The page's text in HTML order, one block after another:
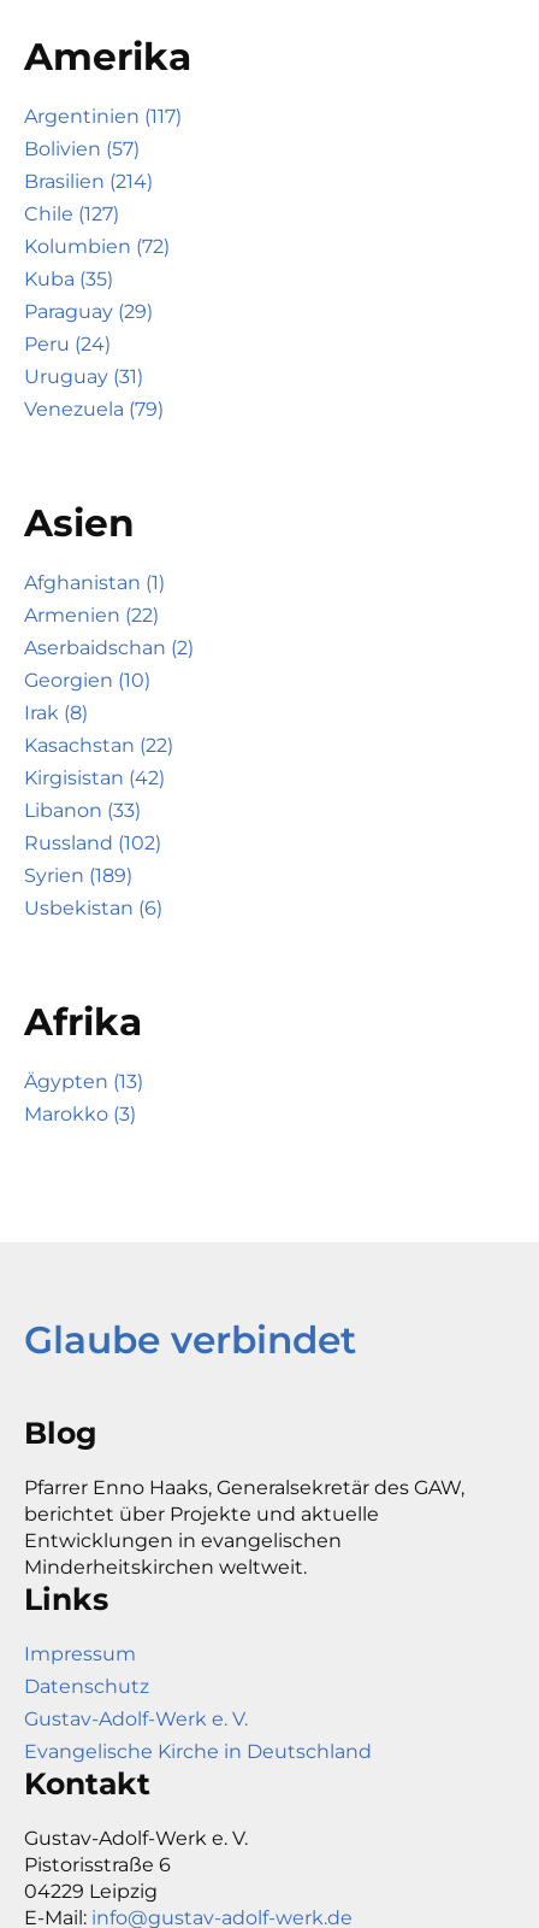
Amerika
Argentinien (117)
Bolivien (57)
Brasilien (214)
Chile (127)
Kolumbien (72)
Kuba (35)
Paraguay (29)
Peru (24)
Uruguay (31)
Venezuela (79)
Asien
Afghanistan (1)
Armenien (22)
Aserbaidschan (2)
Georgien (10)
Irak (8)
Kasachstan (22)
Kirgisistan (42)
Libanon (33)
Russland (102)
Syrien (189)
Usbekistan (6)
Afrika
Ägypten (13)
Marokko (3)
Glaube verbindet
Blog
Pfarrer Enno Haaks, Generalsekretär des GAW,
berichtet über Projekte und aktuelle
Entwicklungen in evangelischen
Minderheitskirchen weltweit.
Links
Impressum
Datenschutz
Gustav-Adolf-Werk e. V.
Evangelische Kirche in Deutschland
Kontakt
Gustav-Adolf-Werk e. V.
Pistorisstraße 6
04229 Leipzig
E-Mail: info@gustav-adolf-werk.de